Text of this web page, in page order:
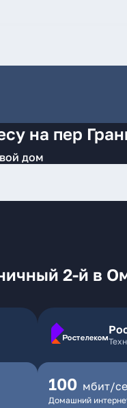
на пер
дом
2-й в
100 мбит/
Домашний